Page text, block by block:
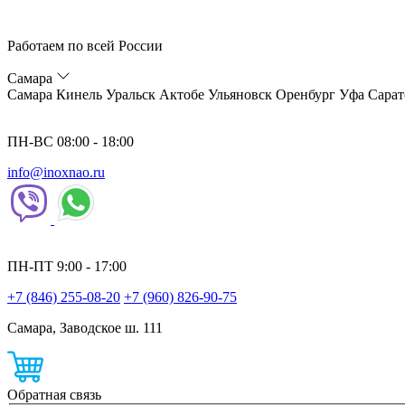
Работаем по всей России
Самара
Самара Кинель Уральск Актобе Ульяновск Оренбург Уфа
ПН-ВС 08:00 - 18:00
info@inoxnao.ru
ПН-ПТ 9:00 - 17:00
+7 (846) 255-08-20 +7 (960) 826-90-75
Самара, Заводское ш. 111
Обратная связь